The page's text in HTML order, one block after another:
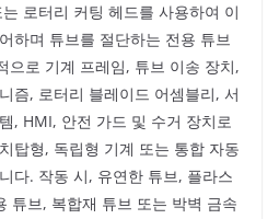
로터리 커팅 헤드를 사용하여 이
하며 튜브를 절단하는 전용 튜브
으로 기계 프레임, 튜브 이송 장치,
즘, 로터리 블레이드 어셈블리, 서
, HMI, 안전 가드 및 수거 장치로
탑형, 독립형 기계 또는 통합 자동
다. 작동 시, 유연한 튜브, 플라스
튜브, 복합재 튜브 또는 박벽 금속